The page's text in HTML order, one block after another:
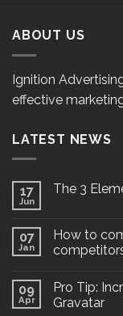
ABOUT US
Ignition
effective
LATEST NEWS
17
Jun
The 3
07
Jan
How to
09
Apr
Pro Tip:
Gravatar